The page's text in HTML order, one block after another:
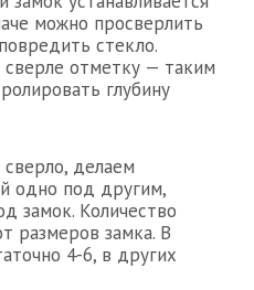
можно просверлить
стекло.
отметку — таким
глубину
делаем
одно под другим,
замок. Количество
размеров замка. В
4-6, в других